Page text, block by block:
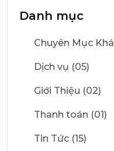
Danh mục
Chuyên Mục
Dịch vụ (05)
Giới Thiệu (02)
Thanh toán (01)
Tin Tức (15)